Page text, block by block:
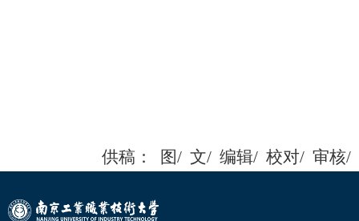
供稿： 图/ 文/ 编辑/ 校对/ 审核/